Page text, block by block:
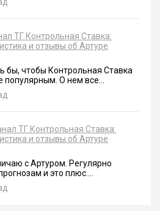
ТГ Контрольная Ставка:
и отзывы об Артуре
бы, чтобы Контрольная Ставка
популярным. О нем все...
ТГ Контрольная Ставка:
и отзывы об Артуре
с Артуром. Регулярно
и это плюс....